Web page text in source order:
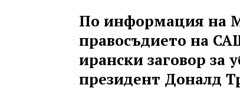
По информация на
правосъдието на
ирански заговор за
президент Доналд